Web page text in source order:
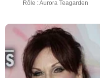
Rôle : Aurora Teagarden